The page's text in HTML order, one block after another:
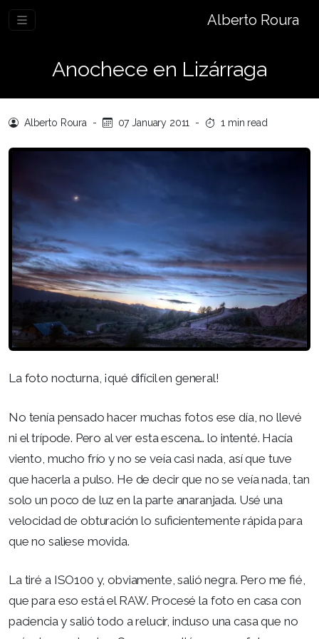
Alberto Roura
Anochece en Lizárraga
Alberto Roura - 07 January 2011 - 1 min read
La foto nocturna, ¡qué difícil en general!
No tenía pensado hacer muchas fotos ese día, no llevé
ni el trípode. Pero al ver esta escena… lo intenté. Hacía
viento, mucho frío y no se veía casi nada, así que tuve
que hacerla a pulso. He de decir que no se veía nada, tan
solo un poco de luz en la parte anaranjada. Usé una
velocidad de obturación lo suficientemente rápida para
que no saliese movida.
La tiré a ISO100 y, obviamente, salió negra. Pero me fié,
que para eso está el RAW. Procesé la foto en casa con
paciencia y salió todo a relucir, incluso una casa que no